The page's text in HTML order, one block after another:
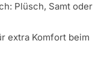
Plüsch, Samt oder
extra Komfort beim